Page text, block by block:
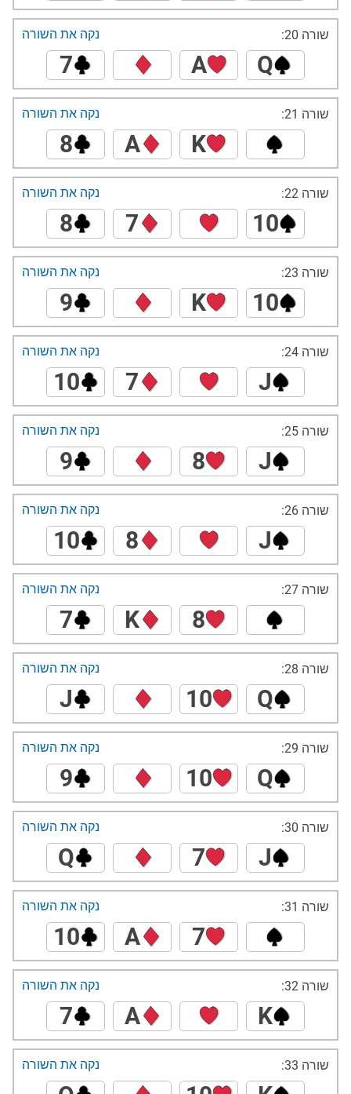
שורה 20:
Q
A
7
נקה את השורה
שורה 21:
K
A
8
נקה את השורה
שורה 22:
10
7
8
נקה את השורה
שורה 23:
10
K
9
נקה את השורה
שורה 24:
J
7
10
נקה את השורה
שורה 25:
J
8
9
נקה את השורה
שורה 26:
J
8
10
נקה את השורה
שורה 27:
8
K
7
נקה את השורה
שורה 28:
Q
10
J
נקה את השורה
שורה 29:
Q
10
9
נקה את השורה
שורה 30:
J
7
Q
נקה את השורה
שורה 31:
7
A
10
נקה את השורה
שורה 32:
K
A
7
נקה את השורה
שורה 33: נקה את השורה